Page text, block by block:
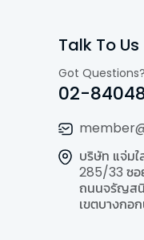
Talk To Us
Got
02-
บริษัท แจ่ม
285/33 ซ
ถนนจรัญส
เขตบางกอ